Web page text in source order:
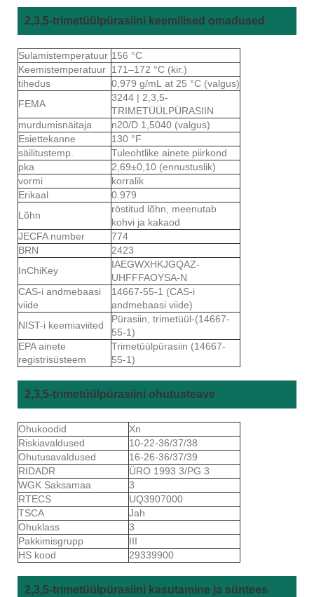
2,3,5-trimetüülpürasiini keemilised omadused
Sulamistemperatuur 156 °C
Keemistemperatuur 171–172 °C (kir.)
tihedus
0,979 g/mL at 25 °C (valgus)
FEMA
3244 | 2,3,5-
TRIMETÜÜLPÜRASIIN
murdumisnäitaja
n20/D 1,5040 (valgus)
Esiettekanne
130 °F
säilitustemp.
Tuleohtlike ainete piirkond
pka
2,69±0,10 (ennustuslik)
vormi
korralik
Erikaal
0.979
Lõhn
röstitud lõhn, meenutab
kohvi ja kakaod
JECFA number
774
BRN
2423
InChiKey
IAEGWXHKJGQAZ-
UHFFFAOYSA-N
CAS-i andmebaasi
viide
14667-55-1 (CAS-i
andmebaasi viide)
NIST-i keemiaviited
Pürasiin, trimetüül-(14667-
55-1)
EPA ainete
registrisüsteem
Trimetüülpürasiin (14667-
55-1)
2,3,5-trimetüülpürasiini ohutusteave
Ohukoodid
Xn
Riskiavaldused
10-22-36/37/38
Ohutusavaldused
16-26-36/37/39
RIDADR
ÜRO 1993 3/PG 3
WGK Saksamaa
3
RTECS
UQ3907000
TSCA
Jah
Ohuklass
3
Pakkimisgrupp
III
HS kood
29339900
2,3,5-trimetüülpürasiini kasutamine ja süntees